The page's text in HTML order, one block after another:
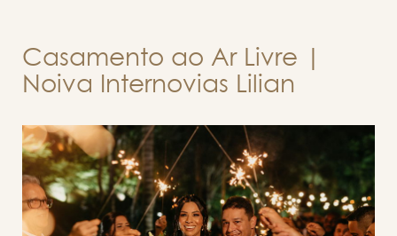
Casamento ao Ar Livre |
Noiva Internovias Lilian